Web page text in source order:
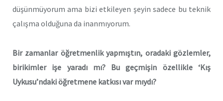
düşünmüyorum ama bizi etkileyen şeyin sadece bu teknik
çalışma olduğuna da inanmıyorum.
Bir zamanlar öğretmenlik yapmıştın, oradaki gözlemler,
birikimler işe yaradı mı? Bu geçmişin özellikle ‘Kış
Uykusu’ndaki öğretmene katkısı var mıydı?